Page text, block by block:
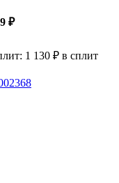
₽
1 130 ₽ в сплит